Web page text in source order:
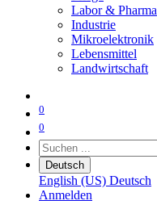
Labor & Pharma
Industrie
Mikroelektronik
Lebensmittel
Landwirtschaft
0
0
Deutsch
English (US) Deutsch
Anmelden